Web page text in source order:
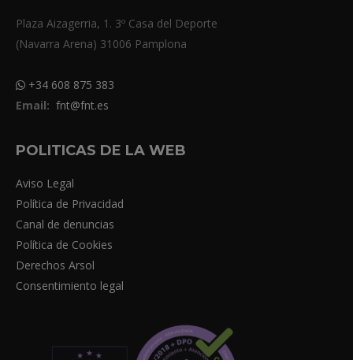
Plaza Aizagerria, 1. 3º Casa del Deporte
(Navarra Arena) 31006 Pamplona
+34 608 875 383
Email: fnt@fnt.es
POLITICAS DE LA WEB
Aviso Legal
Política de Privacidad
Canal de denuncias
Política de Cookies
Derechos Arsol
Consentimiento legal